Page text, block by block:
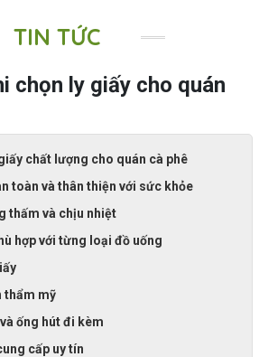
TIN TỨC
chọn ly giấy cho quán
chất lượng cho quán cà phê
toàn và thân thiện với sức khỏe
thấm và chịu nhiệt
hợp với từng loại đồ uống
thẩm mỹ
ống hút đi kèm
cấp uy tín